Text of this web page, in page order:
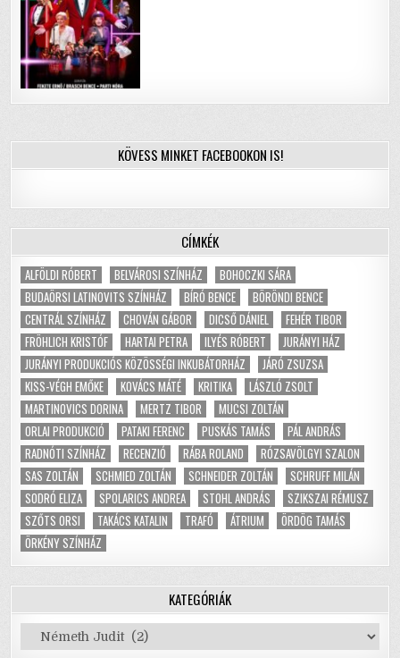
KÖVESS MINKET FACEBOOKON IS!
CÍMKÉK
ALFÖLDI RÓBERT BELVÁROSI SZÍNHÁZ
BOHOCZKI SÁRA
BUDAÖRSI LATINOVITS SZÍNHÁZ
BÍRÓ BENCE
BÖRÖNDI BENCE
CENTRÁL SZÍNHÁZ
CHOVÁN GÁBOR DICSŐ DÁNIEL
FEHÉR TIBOR
FRÖHLICH KRISTÓF
HARTAI PETRA ILYÉS RÓBERT
JURÁNYI HÁZ
JURÁNYI PRODUKCIÓS KÖZÖSSÉGI INKUBÁTORHÁZ
JÁRÓ ZSUZSA
KISS-VÉGH EMŐKE
KOVÁCS MÁTÉ KRITIKA
LÁSZLÓ ZSOLT
MARTINOVICS DORINA
MERTZ TIBOR
MUCSI ZOLTÁN
ORLAI PRODUKCIÓ
PATAKI FERENC PUSKÁS TAMÁS
PÁL ANDRÁS
RADNÓTI SZÍNHÁZ
RECENZIÓ RÁBA ROLAND
RÓZSAVÖLGYI SZALON
SAS ZOLTÁN
SCHMIED ZOLTÁN SCHNEIDER ZOLTÁN
SCHRUFF MILÁN
SODRÓ ELIZA
SPOLARICS ANDREA STOHL ANDRÁS
SZIKSZAI RÉMUSZ
SZŐTS ORSI
TAKÁCS KATALIN TRAFÓ ÁTRIUM
ÖRDÖG TAMÁS
ÖRKÉNY SZÍNHÁZ
KATEGÓRIÁK
Kategóriák